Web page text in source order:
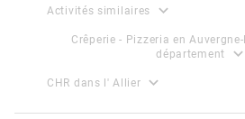
Activités similaires expand_more
Crêperie - Pizzeria en
département
expand_more
CHR dans l' Allier expand_more